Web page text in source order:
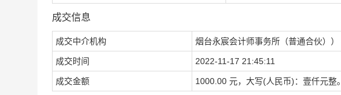
成交信息
成交中介机构 烟台永宸会计师事务所（普通合伙））
成交时间 2022-11-17 21:45:11
成交金额 1000.00 元，大写(人民币)：壹仟元整。